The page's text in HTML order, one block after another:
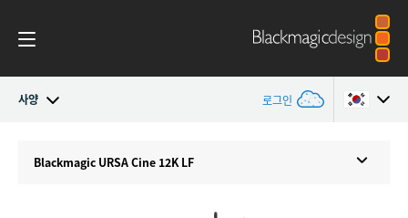
사양 로그인
Blackmagic URSA Cine 12K LF